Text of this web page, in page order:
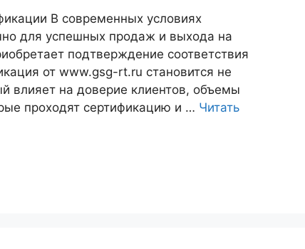
В современных условиях
для успешных продаж и выхода на
подтверждение соответствия
от www.gsg-rt.ru становится не
влияет на доверие клиентов, объемы
проходят сертификацию и … Читать